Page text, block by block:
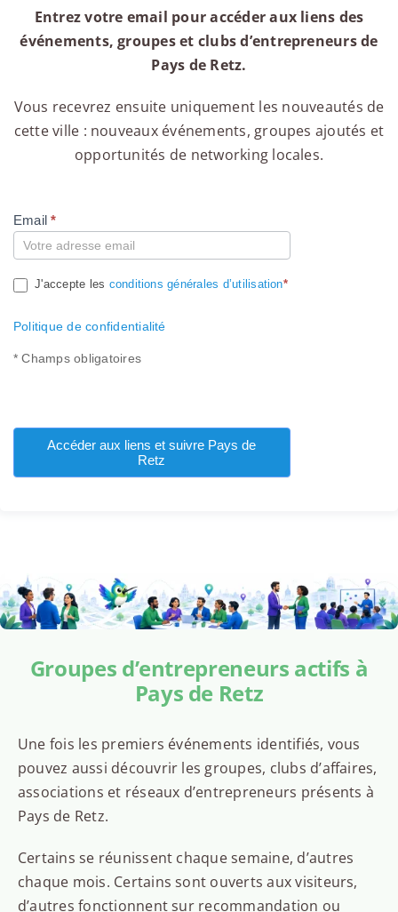
Entrez votre email pour accéder aux liens des
événements, groupes et clubs d’entrepreneurs de
Pays de Retz.
Vous recevrez ensuite uniquement les nouveautés de
cette ville : nouveaux événements, groupes ajoutés et
opportunités de networking locales.
Compte
Email*
J'accepte les conditions générales d’utilisation*
Politique de confidentialité
* Champs obligatoires
Accéder aux liens et suivre Pays de
Retz
Groupes d’entrepreneurs actifs à
Pays de Retz
Une fois les premiers événements identifiés, vous
pouvez aussi découvrir les groupes, clubs d’affaires,
associations et réseaux d’entrepreneurs présents à
Pays de Retz.
Certains se réunissent chaque semaine, d’autres
chaque mois. Certains sont ouverts aux visiteurs,
d’autres fonctionnent sur recommandation ou